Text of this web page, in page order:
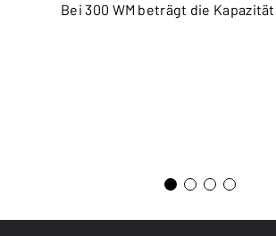
Bei 300 WM beträgt die Kapazität